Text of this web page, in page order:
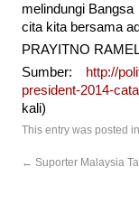
melindungi
cita kita bersama
PRAYITNO
Sumber:
http://
president-2014-
kali)
This entry was posted in
← Suporter Malaysia